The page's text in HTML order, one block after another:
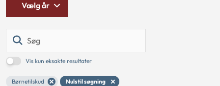
Vis kun eksakte resultater
Børnetilskud Nulstil søgning
Vælg år